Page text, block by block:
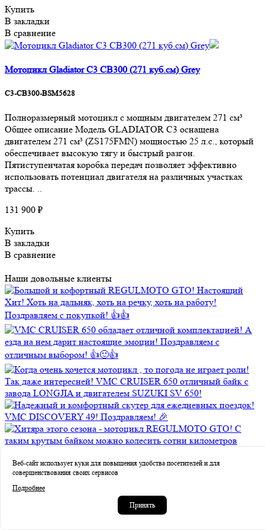
Купить
В закладки
В сравнение
Мотоцикл Gladiator C3 CB300 (271 куб.см) Grey
C3-CB300-BSM5628
Полноразмерный мотоцикл с мощным двигателем 271 см³
Общее описание Модель GLADIATOR C3 оснащена
двигателем 271 см³ (ZS175FMN) мощностью 25 л.с., который
обеспечивает высокую тягу и быстрый разгон.
Пятиступенчатая коробка передач позволяет эффективно
использовать потенциал двигателя на различных участках
трассы. ..
131 900 ₽
Купить
В закладки
В сравнение
Наши довольные клиенты
Веб-сайт использует куки для повышения удобства посетителей и для
совершенствования своих сервисов
Подробнее
Принять